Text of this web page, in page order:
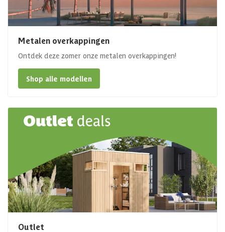
Metalen overkappingen
Ontdek deze zomer onze metalen overkappingen!
Shop alle modellen
Outlet